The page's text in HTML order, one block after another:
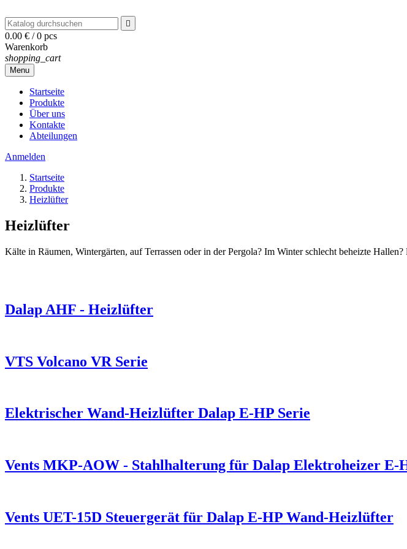

0.00 € /0 pcs
Warenkorb
shopping_cart
Menu
Startseite
Produkte
Über uns
Kontakte
Abteilungen
Anmelden
Startseite
Produkte
Heizlüfter
Heizlüfter
Kälte in Räumen, Wintergärten, auf Terrassen oder in der Pergola? Im Winter schlecht beheizte
Dalap AHF - Heizlüfter
VTS Volcano VR Serie
Elektrischer Wand-Heizlüfter Dalap E-HP Serie
Vents MKP-AOW - Stahlhalterung für Dalap Elektroheizer E-
Vents UET-15D Steuergerät für Dalap E-HP Wand-Heizlüfter